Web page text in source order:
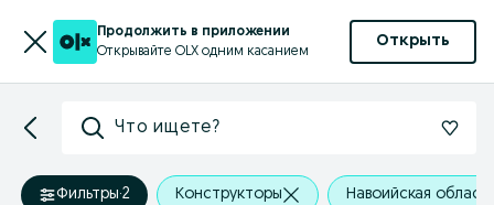
Продолжить в приложении
Открывайте OLX одним касанием
Открыть
Что ищете?
Фильтры·2 Конструкторы Навоийская